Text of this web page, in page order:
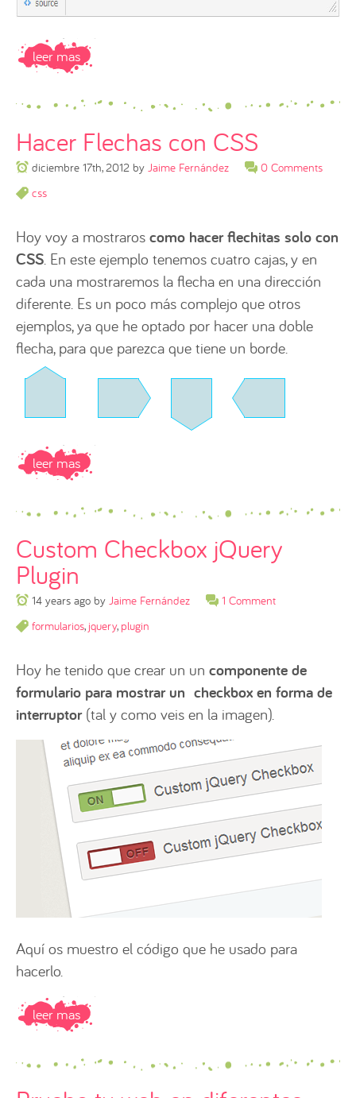
leer mas
Hacer Flechas con CSS
diciembre 17th, 2012 by Jaime Fernández
0 Comments
css
Hoy voy a mostraros como hacer flechitas solo con
CSS . En este ejemplo tenemos cuatro cajas, y en
cada una mostraremos la flecha en una dirección
diferente. Es un poco más complejo que otros
ejemplos, ya que he optado por hacer una doble
flecha, para que parezca que tiene un borde.
leer mas
Custom Checkbox jQuery
Plugin
14 years ago by Jaime Fernández
1 Comment
formularios, jquery, plugin
Hoy he tenido que crear un un componente de
formulario para mostrar un checkbox en forma de
interruptor(tal y como veis en la imagen).
Aquí os muestro el código que he usado para
hacerlo.
leer mas